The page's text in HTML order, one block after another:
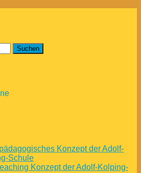
Konzept der Adolf-
Schule
Konzept der Adolf-Kolping-